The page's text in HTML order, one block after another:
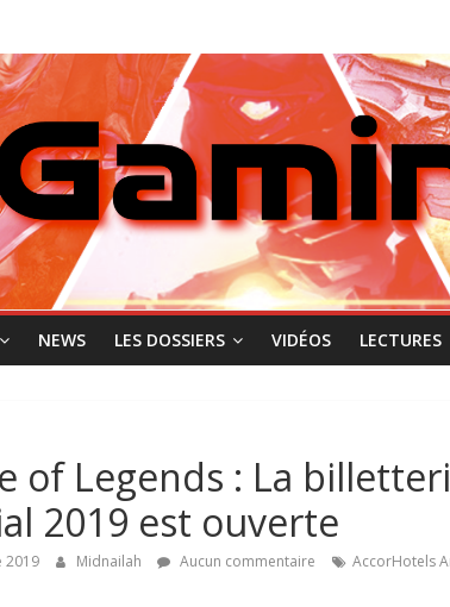
NEWS LES DOSSIERS VIDÉOS LECTURES
of Legends : La
2019 est ouverte
2019 Midnailah Aucun commentaire AccorHotels